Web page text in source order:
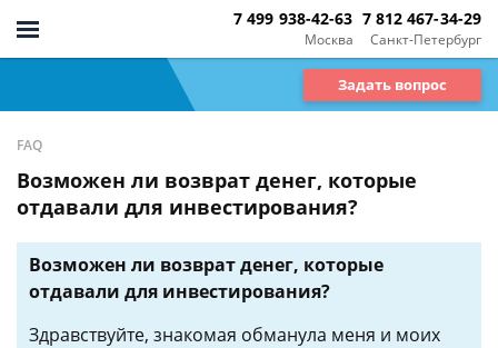
Москва
7 499 938-42-63
Санкт-Петербург
7 812 467-34-29
Задать вопрос
FAQ
Возможен ли возврат денег, которые
отдавали для инвестирования?
Возможен ли возврат денег, которые
отдавали для инвестирования?
Здравствуйте, знакомая обманула меня и моих